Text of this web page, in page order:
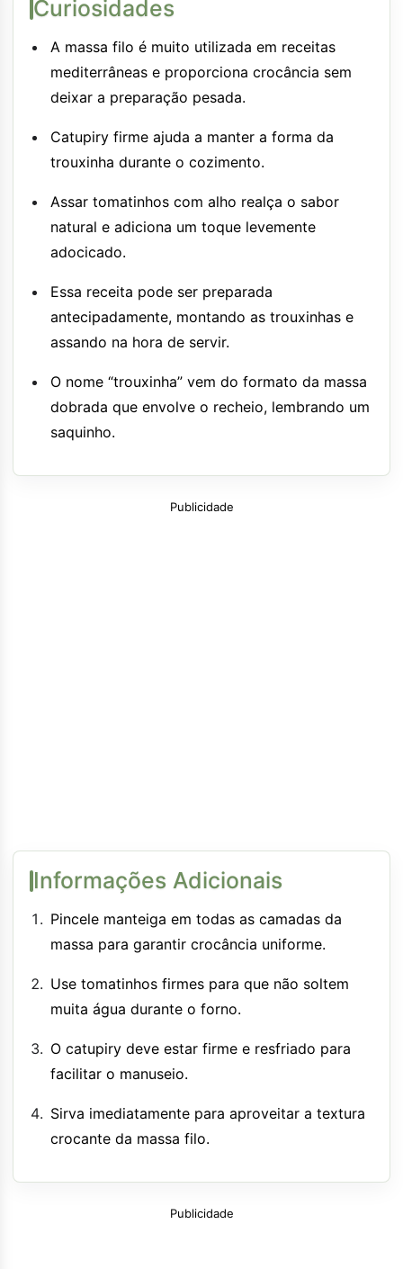
Curiosidades
A massa filo é muito utilizada em receitas
mediterrâneas e proporciona crocância sem
deixar a preparação pesada.
Catupiry firme ajuda a manter a forma da
trouxinha durante o cozimento.
Assar tomatinhos com alho realça o sabor
natural e adiciona um toque levemente
adocicado.
Essa receita pode ser preparada
antecipadamente, montando as trouxinhas e
assando na hora de servir.
O nome “trouxinha” vem do formato da massa
dobrada que envolve o recheio, lembrando um
saquinho.
Publicidade
Informações Adicionais
Pincele manteiga em todas as camadas da
massa para garantir crocância uniforme.
Use tomatinhos firmes para que não soltem
muita água durante o forno.
O catupiry deve estar firme e resfriado para
facilitar o manuseio.
Sirva imediatamente para aproveitar a textura
crocante da massa filo.
Publicidade